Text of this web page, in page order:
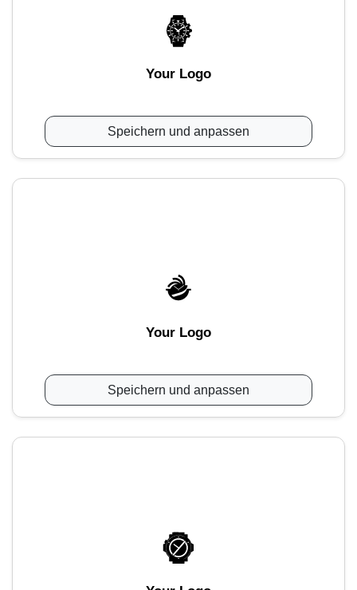
Your Logo
Speichern und anpassen
Your Logo
Speichern und anpassen